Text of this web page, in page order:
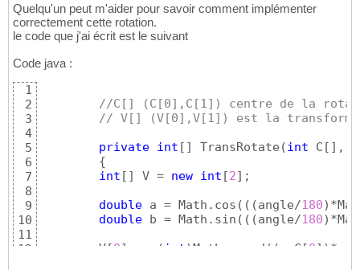
Quelqu'un peut m'aider pour savoir comment implémenter
correctement cette rotation.
le code que j'ai écrit est le suivant
Code java :
1
2
3
4
5
6
7
8
9
10
11
12
//C[] (C[0],C[1]) centre de la
// V[] (V[0],V[1]) est la
private int [ ] TransRotate (int C [ ] ,
{
int [ ] V = new int [2] ;
double a = Math.cos ( ( (angle/180)
double b = Math.sin ( ( (angle/180)
	V
[0] ( int ) Math.round ( ( x-C [0] ) *a